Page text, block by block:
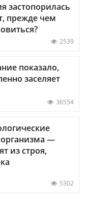
застопорилась
прежде чем
2539
показало,
заселяет
36554
—
из строя,
5302